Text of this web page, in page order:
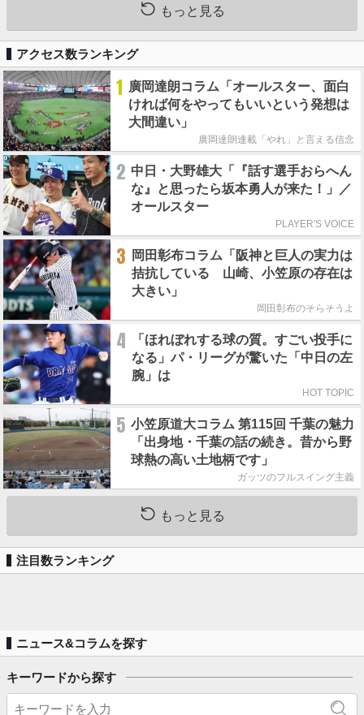
もっと見る
アクセス数ランキング
1 廣岡達朗コラム「オールスター、面白
ければ何をやってもいいという発想は
大間違い」
廣岡達朗連載「やれ」と言える信念
2 中日・大野雄大「『話す選手おらへん
な』と思ったら坂本勇人が来た！」／
オールスター
PLAYER'S VOICE
3
岡田彰布コラム「阪神と巨人の実力は
拮抗している 山崎、小笠原の存在は
大きい」
岡田彰布のそらそうよ
4
「ほれぼれする球の質。すごい投手に
なる」パ・リーグが驚いた「中日の左
腕」は
HOT TOPIC
5 小笠原道大コラム 第115回 千葉の魅力
「出身地・千葉の話の続き。昔から野
球熱の高い土地柄です」
ガッツのフルスイング主義
もっと見る
注目数ランキング
ニュース&コラムを探す
キーワードから探す